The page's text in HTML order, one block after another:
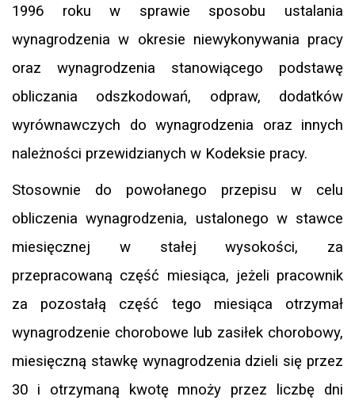
1996 roku w sprawie sposobu ustalania
wynagrodzenia w okresie niewykonywania pracy
oraz wynagrodzenia stanowiącego podstawę
obliczania odszkodowań, odpraw, dodatków
wyrównawczych do wynagrodzenia oraz innych
należności przewidzianych w Kodeksie pracy.
Stosownie do powołanego przepisu w celu
obliczenia wynagrodzenia, ustalonego w stawce
miesięcznej w stałej wysokości, za
przepracowaną część miesiąca, jeżeli pracownik
za pozostałą część tego miesiąca otrzymał
wynagrodzenie chorobowe lub zasiłek chorobowy,
miesięczną stawkę wynagrodzenia dzieli się przez
30 i otrzymaną kwotę mnoży przez liczbę dni